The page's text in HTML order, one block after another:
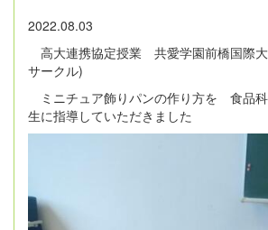
2022.08.03
高大連携協定授業 共愛学園前橋国際
サークル)
ミニチュア飾りパンの作り方を 食品
生に指導していただきました